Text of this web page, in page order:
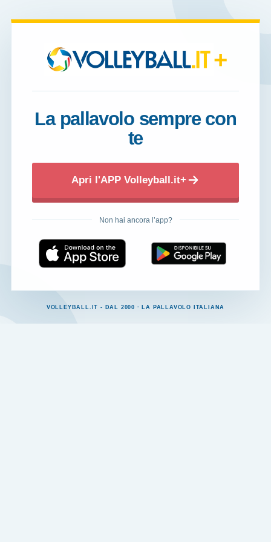
+
La pallavolo sempre con
te
Apri l'APP Volleyball.it+
Non hai ancora l’app?
VOLLEYBALL.IT - DAL 2000 · LA PALLAVOLO ITALIANA